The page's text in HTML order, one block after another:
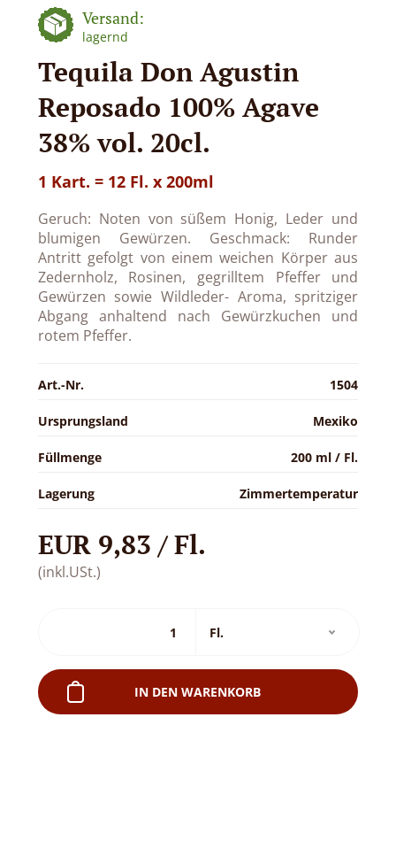
Versand:
lagernd
Tequila Don Agustin
Reposado 100% Agave
38% vol. 20cl.
1 Kart. = 12 Fl. x 200ml
Geruch: Noten von süßem Honig, Leder und
blumigen Gewürzen. Geschmack: Runder
Antritt gefolgt von einem weichen Körper aus
Zedernholz, Rosinen, gegrilltem Pfeffer und
Gewürzen sowie Wildleder- Aroma, spritziger
Abgang anhaltend nach Gewürzkuchen und
rotem Pfeffer.
Art.-Nr. 1504
Ursprungsland Mexiko
Füllmenge 200 ml / Fl.
Lagerung Zimmertemperatur
EUR 9,83 / Fl.
(inkl.USt.)
IN DEN WARENKORB